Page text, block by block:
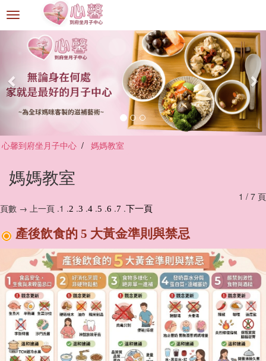
選
單
心馨到府坐月子中心 媽媽教室
媽媽教室
1 / 7 頁
頁數 → 上一頁 .1 .2 .3 .4 .5 .6 .7 .下一頁
產後飲食的 5 大黃金準則與禁忌